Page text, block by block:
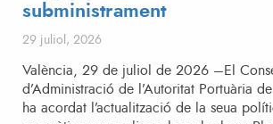
subministrament
Posted on
29 juliol, 2026
València, 29 de juliol de 2026 –El
d’Administració de l’Autoritat Portuària
ha acordat l’actualització de la seua